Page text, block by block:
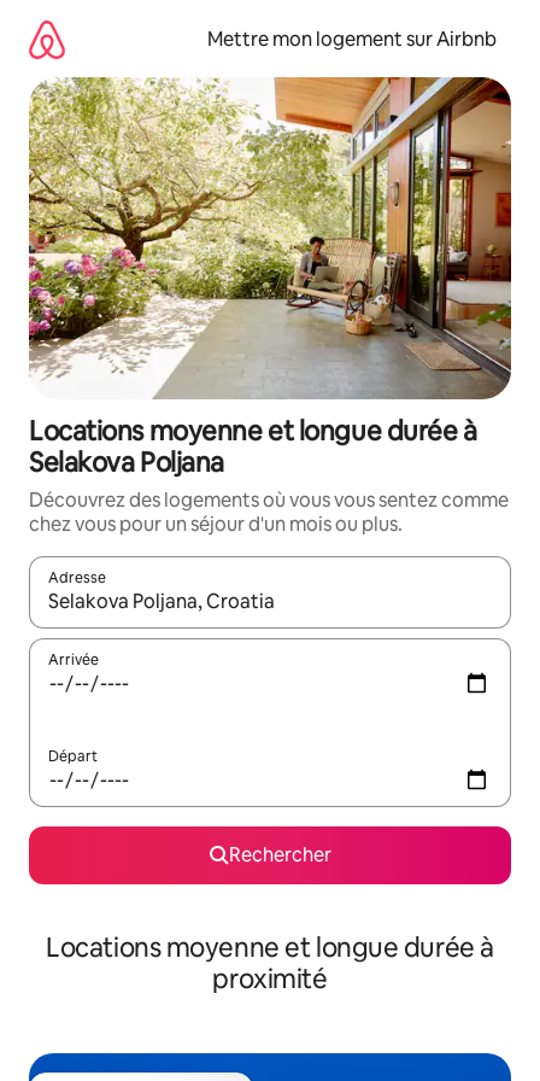
directement
contenu
Mettre mon logement sur Airbnb
Locations moyenne et longue durée à
Selakova Poljana
Découvrez des logements où vous vous sentez comme
chez vous pour un séjour d'un mois ou plus.
Adresse
Lorsque les résultats s'affichent, utilisez les flèches vers le
Arrivée
Départ
Rechercher
Locations moyenne et longue durée à
proximité